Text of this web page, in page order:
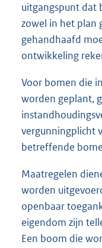
uitgangspunt dat
zowel in het plan
gehandhaafd
ontwikkeling
Voor bomen die
worden geplant,
vergunningplicht
betreffende
Maatregelen
worden
openbaar
eigendom zijn
Een boom die